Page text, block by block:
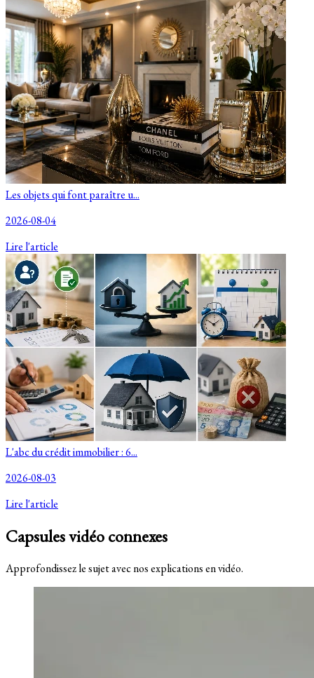
Les objets qui font paraître u...
2026-08-04
Lire l'article
L'abc du crédit immobilier : 6...
2026-08-03
Lire l'article
Capsules vidéo connexes
Approfondissez le sujet avec nos explications en vidéo.